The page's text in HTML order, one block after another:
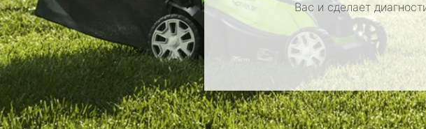
Вас и сделает